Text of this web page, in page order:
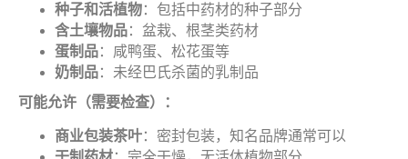
种子和活植物：包括中药材的种子部分
含土壤物品：盆栽、根茎类药材
蛋制品：咸鸭蛋、松花蛋等
奶制品：未经巴氏杀菌的乳制品
可能允许（需要检查）
：
商业包装茶叶：密封包装，知名品牌通常可以